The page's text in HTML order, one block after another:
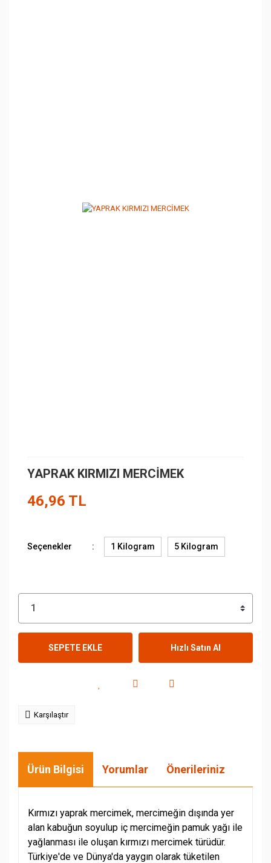
YAPRAK KIRMIZI MERCİMEK
46,96 TL
Seçenekler 1 Kilogram 5 Kilogram
SEPETE EKLE Hızlı Satın Al
Karşılaştır
Ürün Bilgisi Yorumlar Önerileriniz
Kırmızı yaprak mercimek, mercimeğin dışında yer
alan kabuğun soyulup iç mercimeğin pamuk yağı ile
yağlanması ile oluşan kırmızı mercimek türüdür.
Türkiye'de ve Dünya'da yaygın olarak tüketilen